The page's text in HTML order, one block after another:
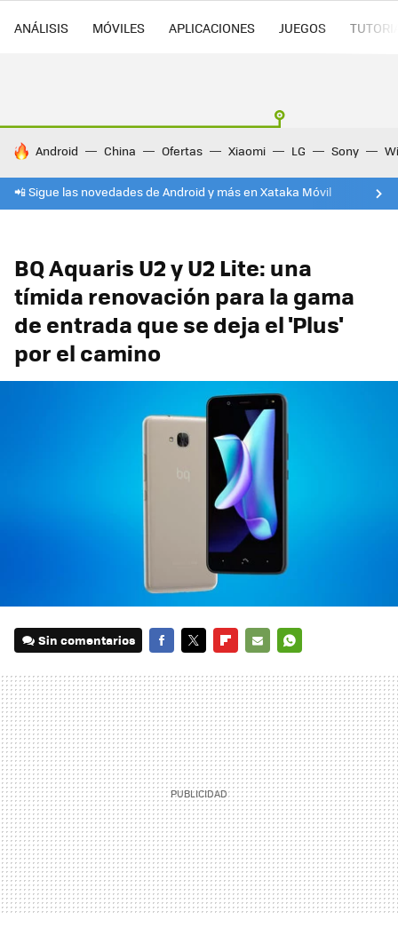
ANÁLISIS MÓVILES APLICACIONES JUEGOS
HOY SE HABLA DE
Android China Ofertas Xiaomi LG Sony
📲 Sigue las novedades de Android y más en Xataka Móvil
BQ Aquaris U2 y U2 Lite: una
tímida renovación para la gama
de entrada que se deja el 'Plus'
por el camino
Sin comentarios
MAIL